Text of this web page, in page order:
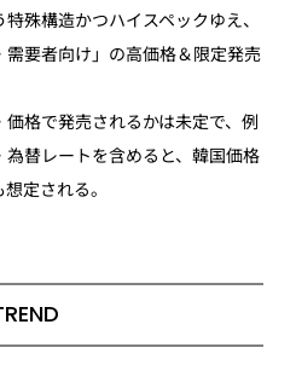
殊構造かつハイスペックゆえ、
要者向け」の高価格＆限定発売
格で発売されるかは未定で、例
替レートを含めると、韓国価格
定される。